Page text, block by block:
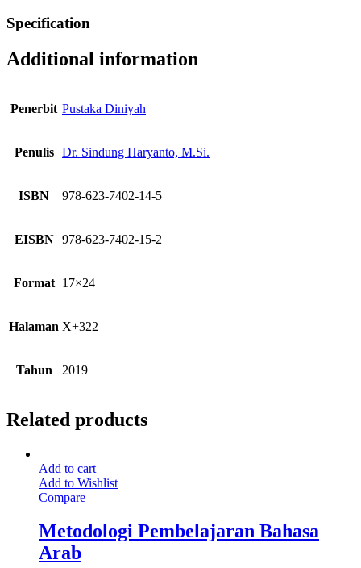
Specification
Additional information
Penerbit Pustaka Diniyah
Penulis Dr. Sindung Haryanto, M.Si.
ISBN 978-623-7402-14-5
EISBN 978-623-7402-15-2
Format 17×24
Halaman X+322
Tahun 2019
Related products
Add to cart
Add to Wishlist
Compare
Metodologi Pembelajaran Bahasa
Arab